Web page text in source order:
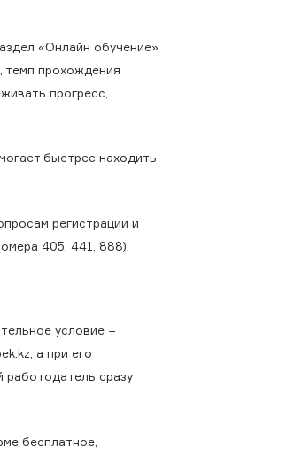
«Онлайн обучение»
темп прохождения
прогресс,
быстрее находить
регистрации и
405, 441, 888).
условие −
а при его
работодатель сразу
бесплатное,